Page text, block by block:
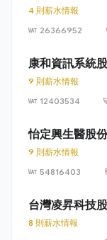
4 則薪水情報
26366952
康和資訊系統
9 則薪水情報
12403534
怡定興生醫股
9 則薪水情報
54816403
台灣凌昇科技
8 則薪水情報